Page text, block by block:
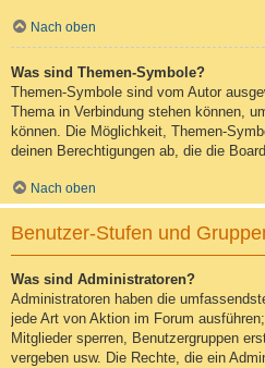
Nach oben
Was sind Themen-Symbole?
Themen-Symbole sind vom Autor
Thema in Verbindung stehen können,
können. Die Möglichkeit, Themen-
deinen Berechtigungen ab, die die
Nach oben
Benutzer-Stufen und
Was sind Administratoren?
Administratoren haben die
jede Art von Aktion im Forum
Mitglieder sperren, Benutzergruppen
vergeben usw. Die Rechte, die ein